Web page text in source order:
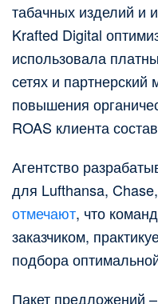
табачных изделий и
Krafted Digital
использовала
сетях и партнерский
повышения
ROAS клиента
Агентство
для Lufthansa,
отмечают, что
заказчиком,
подбора
Пакет предложений